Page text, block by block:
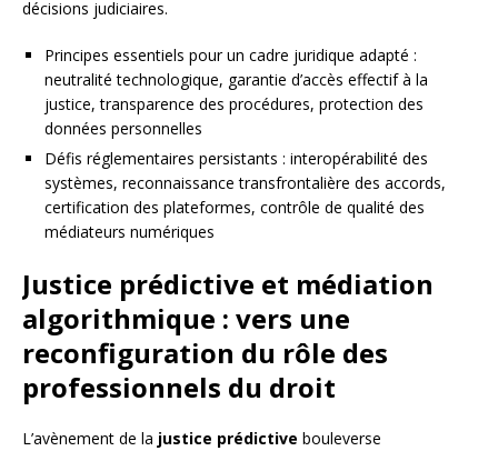
décisions judiciaires.
Principes essentiels pour un cadre juridique adapté :
neutralité technologique, garantie d’accès effectif à la
justice, transparence des procédures, protection des
données personnelles
Défis réglementaires persistants : interopérabilité des
systèmes, reconnaissance transfrontalière des accords,
certification des plateformes, contrôle de qualité des
médiateurs numériques
Justice prédictive et médiation
algorithmique : vers une
reconfiguration du rôle des
professionnels du droit
L’avènement de la justice prédictive bouleverse